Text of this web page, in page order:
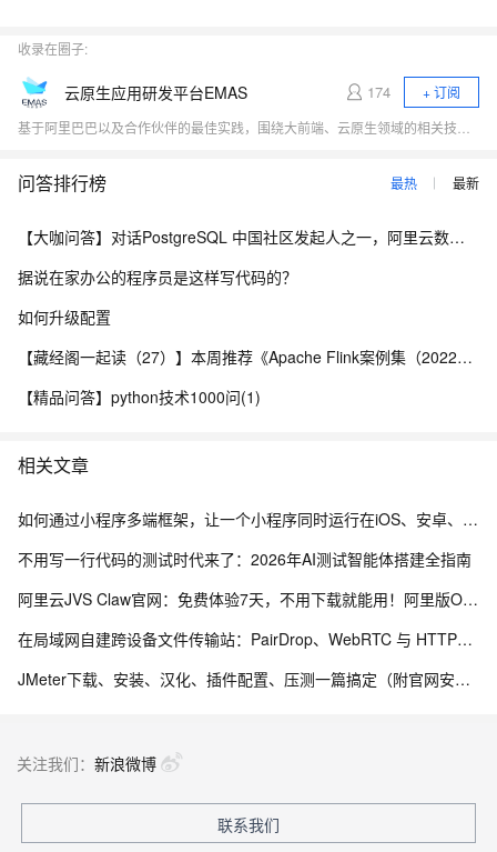
收录在圈子:
云原生应用研发平台EMAS 174
+ 订阅
问答排行榜 最热 最新
【大咖问答】对话PostgreSQL 中国社区发起人之一，阿里云数据库高级专家 德哥
据说在家办公的程序员是这样写代码的？
如何升级配置
【藏经阁一起读（27）】本周推荐《Apache Flink案例集（2022版）》，你有哪些心得？
【精品问答】python技术1000问(1)
相关文章
如何通过小程序多端框架，让一个小程序同时运行在iOS、安卓、鸿蒙以及PC客户端，实现一次开发多端运行的效果
不用写一行代码的测试时代来了：2026年AI测试智能体搭建全指南
阿里云JVS Claw官网：免费体验7天，不用下载就能用！阿里版OpenClaw龙虾AI助手
在局域网自建跨设备文件传输站：PairDrop、WebRTC 与 HTTPS 部署实践
JMeter下载、安装、汉化、插件配置、压测一篇搞定（附官网安装包）
关注我们： 新浪微博
联系我们